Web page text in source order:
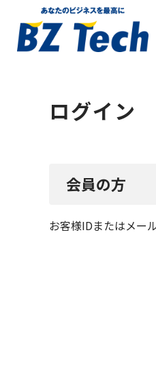
ログイン
会員の方
お客様IDまたはメー